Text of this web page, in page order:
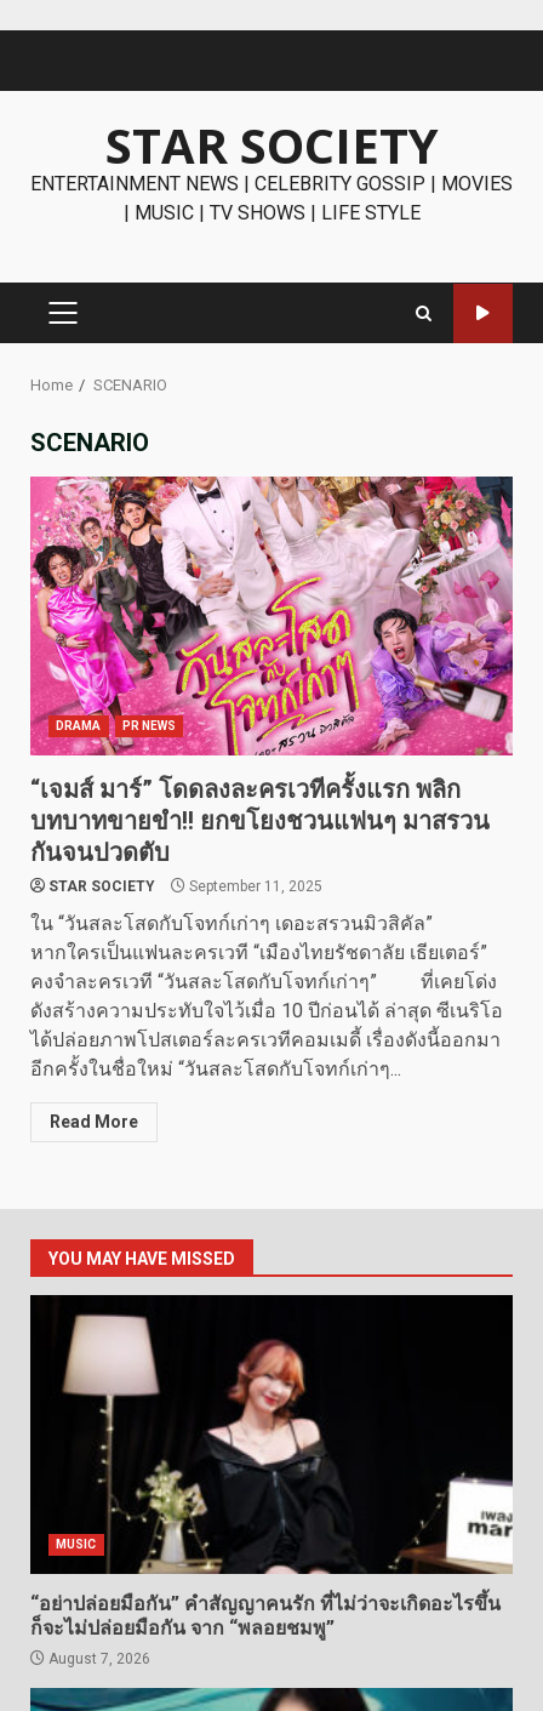
STAR SOCIETY
ENTERTAINMENT NEWS | CELEBRITY GOSSIP | MOVIES
| MUSIC | TV SHOWS | LIFE STYLE
PRIMARY
Home SCENARIO
SCENARIO
DRAMA PR NEWS
“เจมส์ มาร์” โดดลงละครเวทีครั้งแรก พลิก
บทบาทขายขำ!! ยกขโยงชวนแฟนๆ มาสรวน
กันจนปวดตับ
STAR SOCIETY September 11, 2025
ใน “วันสละโสดกับโจทก์เก่าๆ เดอะสรวนมิวสิคัล”
หากใครเป็นแฟนละครเวที “เมืองไทยรัชดาลัย เธียเตอร์”
คงจำละครเวที “วันสละโสดกับโจทก์เก่าๆ” ที่เคยโด่ง
ดังสร้างความประทับใจไว้เมื่อ 10 ปีก่อนได้ ล่าสุด ซีเนริโอ
ได้ปล่อยภาพโปสเตอร์ละครเวทีคอมเมดี้ เรื่องดังนี้ออกมา
อีกครั้งในชื่อใหม่ “วันสละโสดกับโจทก์เก่าๆ...
Read More
YOU MAY HAVE MISSED
MUSIC
“อย่าปล่อยมือกัน” คำสัญญาคนรัก ที่ไม่ว่าจะเกิดอะไรขึ้น
ก็จะไม่ปล่อยมือกัน จาก “พลอยชมพู”
August 7, 2026